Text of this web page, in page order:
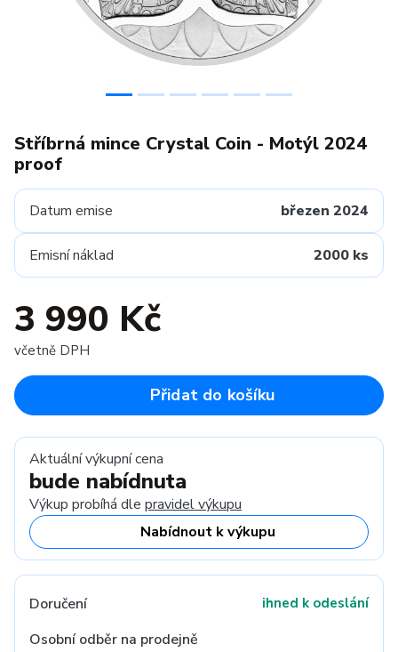
Stříbrná mince Crystal Coin - Motýl 2024
proof
Datum emise březen 2024
Emisní náklad 2000 ks
3 990 Kč
včetně DPH
Přidat do košíku
Aktuální výkupní cena
bude nabídnuta
Výkup probíhá dle pravidel výkupu
Nabídnout k výkupu
Doručení ihned k odeslání
Osobní odběr na prodejně